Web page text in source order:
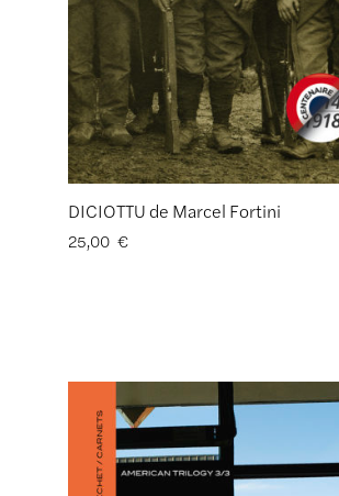
DICIOTTU de Marcel Fortini
25,00 €